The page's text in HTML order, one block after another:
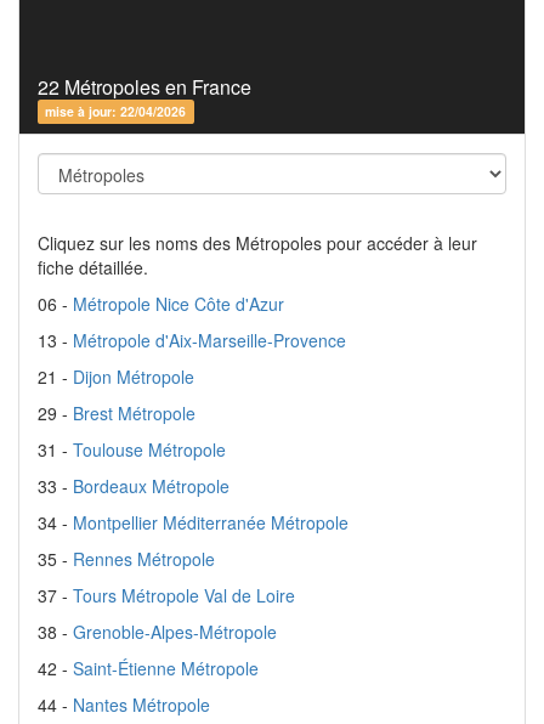
22 Métropoles en France
mise à jour: 22/04/2026
Cliquez sur les noms des Métropoles pour accéder à leur
fiche détaillée.
06 - Métropole Nice Côte d'Azur
13 - Métropole d'Aix-Marseille-Provence
21 - Dijon Métropole
29 - Brest Métropole
31 - Toulouse Métropole
33 - Bordeaux Métropole
34 - Montpellier Méditerranée Métropole
35 - Rennes Métropole
37 - Tours Métropole Val de Loire
38 - Grenoble-Alpes-Métropole
42 - Saint-Étienne Métropole
44 - Nantes Métropole